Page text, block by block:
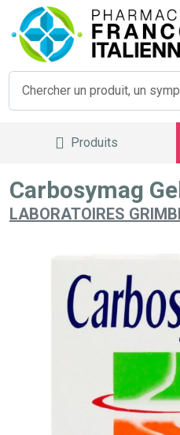
Produits
Carbosymag
LABORATOIRES